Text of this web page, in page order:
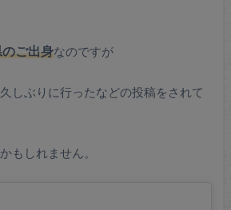
ご出身なのですが
しぶりに行ったなどの投稿をされて
もしれません。